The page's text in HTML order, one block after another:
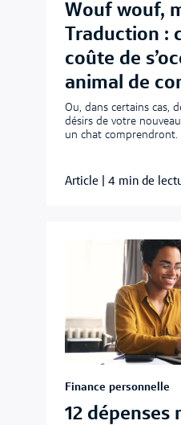
Wouf wouf,
Traduction :
coûte de
animal de
Ou, dans certains cas,
désirs de votre
un chat comprendront.
Article 4 min de
Finance personnelle
12 dépenses